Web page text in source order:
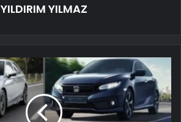
YILDIRIM YILMAZ